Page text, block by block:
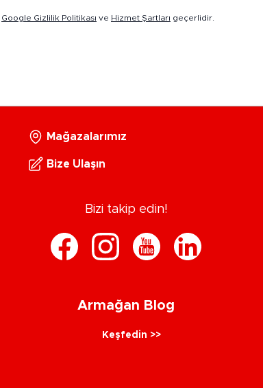
Google Gizlilik Politikası ve Hizmet Şartları geçerlidir.
Mağazalarımız
Bize Ulaşın
Bizi takip edin!
Armağan Blog
Keşfedin >>